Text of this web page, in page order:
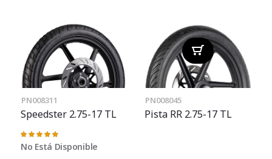
PN008311
Speedster 2.75-17 TL
Valoración:
100%
No Está Disponible
PN008045
Pista RR 2.75-17 TL